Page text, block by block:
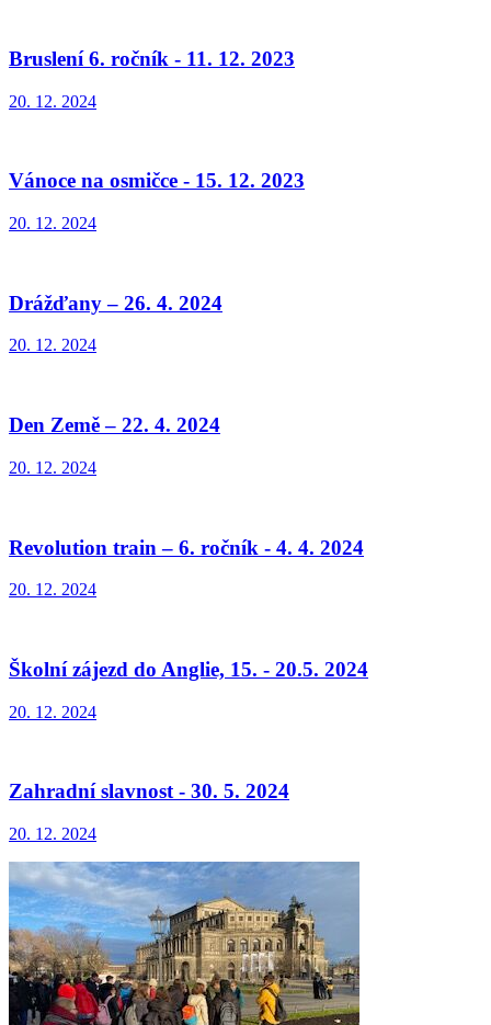
Bruslení 6. ročník - 11. 12. 2023
20. 12. 2024
Vánoce na osmičce - 15. 12. 2023
20. 12. 2024
Drážďany – 26. 4. 2024
20. 12. 2024
Den Země – 22. 4. 2024
20. 12. 2024
Revolution train – 6. ročník - 4. 4. 2024
20. 12. 2024
Školní zájezd do Anglie, 15. - 20.5. 2024
20. 12. 2024
Zahradní slavnost - 30. 5. 2024
20. 12. 2024